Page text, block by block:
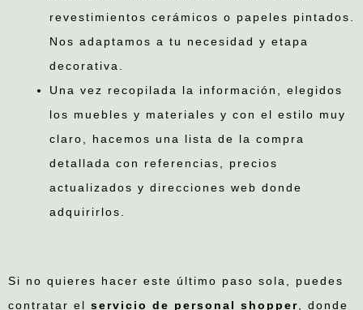
revestimientos cerámicos o papeles pintados.
Nos adaptamos a tu necesidad y etapa
decorativa.
Una vez recopilada la información, elegidos
los muebles y materiales y con el estilo muy
claro, hacemos una lista de la compra
detallada con referencias, precios
actualizados y direcciones web donde
adquirirlos.
Si no quieres hacer este último paso sola, puedes
contratar el servicio de personal shopper , donde